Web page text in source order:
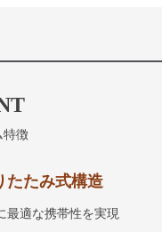
特徴
たたみ式構造
最適な携帯性を実現